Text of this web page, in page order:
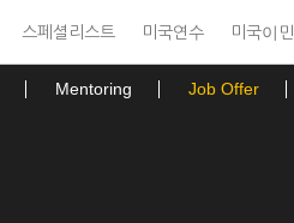
스페셜리스트 미국연수 미국이민
Mentoring Job Offer